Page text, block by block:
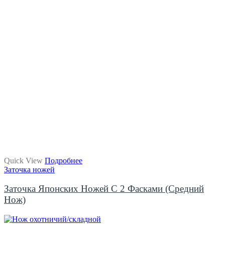
Quick View Подробнее
Заточка ножей
Заточка Японских Ножей С 2 Фасками (средний
Нож)